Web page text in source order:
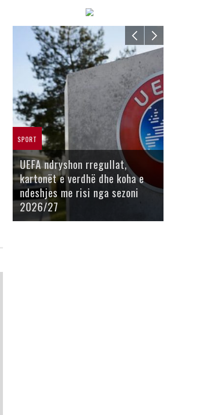
SPORT
UEFA ndryshon rregullat,
kartonët e verdhë dhe koha e
ndeshjes me risi nga sezoni
2026/27